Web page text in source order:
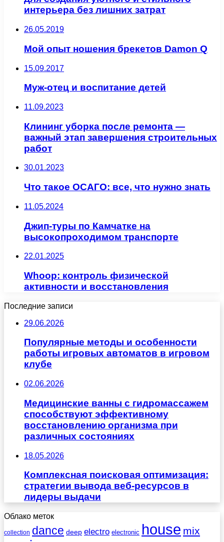
интерьера без лишних затрат
26.05.2019
Мой опыт ношения брекетов Damon Q
15.09.2017
Муж-отец и воспитание детей
11.09.2023
Клининг уборка после ремонта —
важный этап завершения строительных
работ
30.01.2023
Что такое ОСАГО: все, что нужно знать
11.05.2024
Джип-туры по Камчатке на
высокопроходимом транспорте
22.01.2025
Whoop: контроль физической
активности и восстановления
Последние записи
29.06.2026
Популярные методы и особенности
работы игровых автоматов в игровом
клубе
02.06.2026
Медицинские ванны с гидромассажем
способствуют эффективному
восстановлению организма при
различных состояниях
18.05.2026
Комплексная поисковая оптимизация:
стратегии вывода веб-ресурсов в
лидеры выдачи
Облако меток
collection dance deep electro electronic house mix